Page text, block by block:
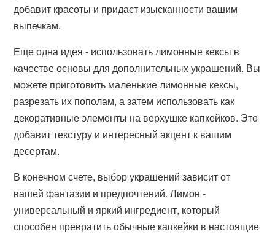
добавит красоты и придаст изысканности вашим
выпечкам.
Еще одна идея - использовать лимонные кексы в
качестве основы для дополнительных украшений. Вы
можете приготовить маленькие лимонные кексы,
разрезать их пополам, а затем использовать как
декоративные элементы на верхушке капкейков. Это
добавит текстуру и интересный акцент к вашим
десертам.
В конечном счете, выбор украшений зависит от
вашей фантазии и предпочтений. Лимон -
универсальный и яркий ингредиент, который
способен превратить обычные капкейки в настоящие